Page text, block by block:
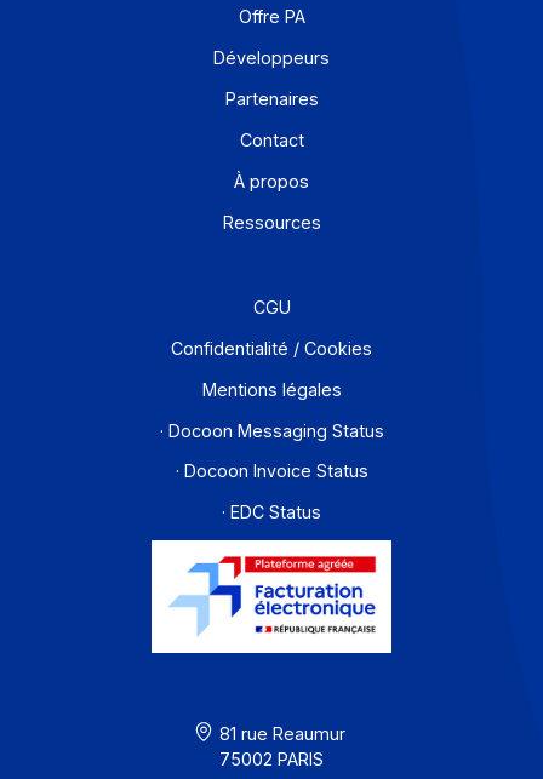
Je m'abonne à la newsletter
Offre PA
Développeurs
Contact
À propos
Ressources
Confidentialité / Cookies
Mentions légales
· Docoon Messaging Status
· EDC Status